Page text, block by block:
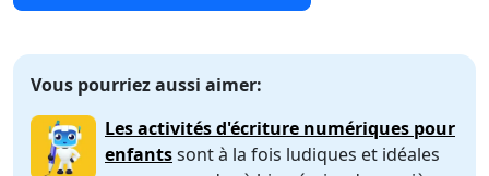
Vous pourriez aussi aimer:
Les activités d'écriture numériques pour
enfantssont à la fois ludiques et idéales